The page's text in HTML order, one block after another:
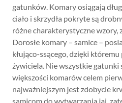
gatunków. Komary osiągają
ciało i skrzydła pokryte są
różne charakterystyczne wzory,
Dorosłe komary – samice –
kłująco-ssącego, dzięki
żywiciela. Nie wszystkie gatunki
większości komarów celem
najważniejszym jest zdobycie
samicom do wytwarzania jaj,